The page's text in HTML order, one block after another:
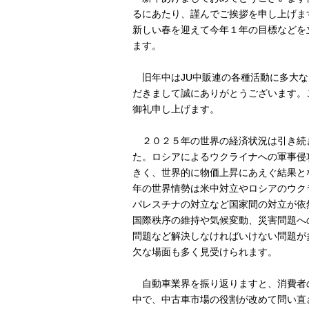
るにあたり、謹んでご挨拶を申し上げ
新しい春を迎えて今年１年の目標など
ます。
旧年中はJU中販連の各種活動に多大
だきまして誠にありがとうございます
御礼申し上げます。
２０２５年の世界の経済状況は引き続
た。ロシアによるウクライナへの軍事
きく、世界的に物価上昇にあえぐ結果
年の世界情勢は米中対立やロシアのウ
パレスチナの対立など国家間の対立が
国際秩序の維持や気候変動、災害問題
問題など解決しなければいけない問題
欠な場面も多く見受けられます。
自動車業界を振り返りますと、消費者
中で、中古車市場の役割が改めて問い